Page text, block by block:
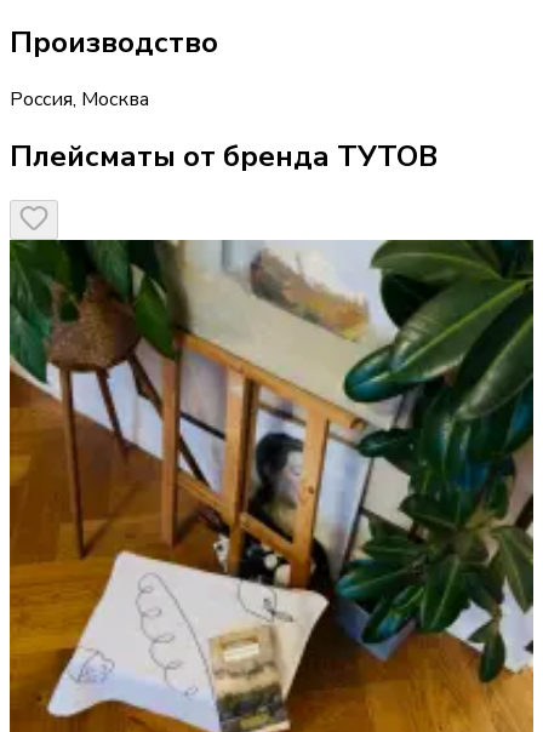
Производство
Россия, Москва
Плейсматы от бренда ТУТОВ